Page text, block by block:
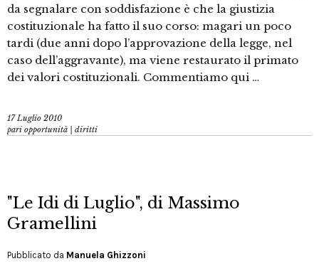
da segnalare con soddisfazione è che la giustizia
costituzionale ha fatto il suo corso: magari un poco
tardi (due anni dopo l’approvazione della legge, nel
caso dell’aggravante), ma viene restaurato il primato
dei valori costituzionali. Commentiamo qui …
17 Luglio 2010
pari opportunità | diritti
"Le Idi di Luglio", di Massimo
Gramellini
Pubblicato da Manuela Ghizzoni